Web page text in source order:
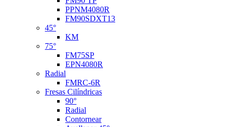
PPNM4080R
FM90SDXT13
45°
KM
75°
FM75SP
EPN4080R
Radial
FMRC-6R
Fresas Cilíndricas
90°
Radial
Contornear